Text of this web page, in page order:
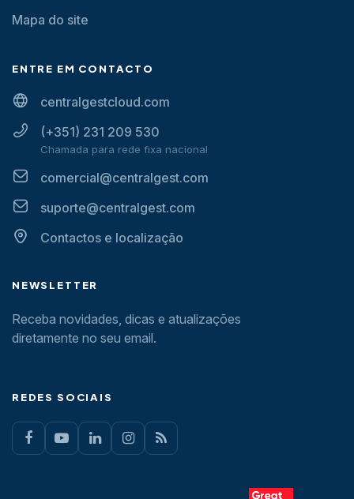
Mapa do site
ENTRE EM CONTACTO
centralgestcloud.com
(+351) 231 209 530
Chamada para rede fixa nacional
comercial@centralgest.com
suporte@centralgest.com
Contactos e localização
NEWSLETTER
Receba novidades, dicas e atualizações
diretamente no seu email.
REDES SOCIAIS